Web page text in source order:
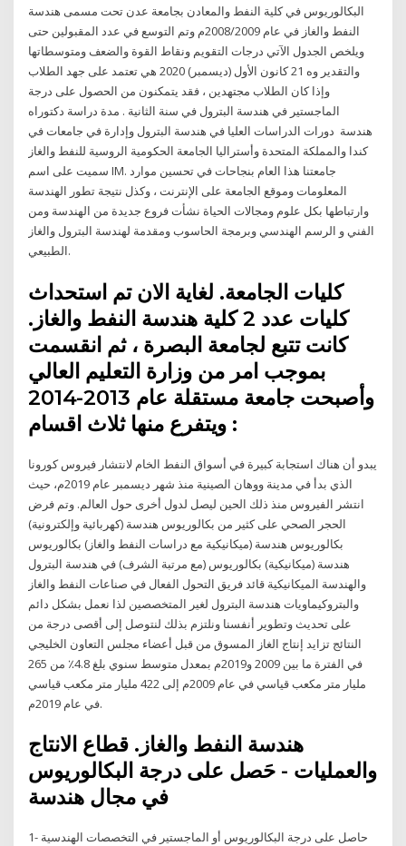
البكالوريوس في كلية النفط والمعادن بجامعة عدن تحت مسمى هندسة
النفط والغاز في عام 2008/2009م وتم التوسع في عدد المقبولين حتى
ويلخص الجدول الآتي درجات التقويم ونقاط القوة والضعف ومتوسطاتها
والتقدير وه 21 كانون الأول (ديسمبر) 2020 هي تعتمد على جهد الطلاب
وإذا كان الطلاب مجتهدين ، فقد يتمكنون من الحصول على درجة
الماجستير في هندسة البترول في سنة الثانية . مدة دراسة دكتوراه
هندسة دورات الدراسات العليا في هندسة البترول وإدارة في جامعات في
كندا والمملكة المتحدة وأستراليا الجامعة الحكومية الروسية للنفط والغاز
سميت على اسم IM. جامعتنا هذا العام بنجاحات في تحسين موارد
المعلومات وموقع الجامعة على الإنترنت ، وكذل نتيجة تطور الهندسة
وارتباطها بكل علوم ومجالات الحياة نشأت فروع جديدة من الهندسة ومن
الفني و الرسم الهندسي وبرمجة الحاسوب ومقدمة لهندسة البترول والغاز
الطبيعي.
كليات الجامعة. لغاية الان تم استحداث
كليات عدد 2 كلية هندسة النفط والغاز.
كانت تتبع لجامعة البصرة ، ثم انقسمت
بموجب امر من وزارة التعليم العالي
وأصبحت جامعة مستقلة عام 2013-2014
ويتفرع منها ثلاث اقسام :
يبدو أن هناك استجابة كبيرة في أسواق النفط الخام لانتشار فيروس كورونا
الذي بدأ في مدينة ووهان الصينية منذ شهر ديسمبر عام 2019م، حيث
انتشر الفيروس منذ ذلك الحين ليصل لدول أخرى حول العالم. وتم فرض
الحجر الصحي على كثير من بكالوريوس هندسة (كهربائية وإلكترونية)
بكالوريوس هندسة (ميكانيكية مع دراسات النفط والغاز) بكالوريوس
هندسة (ميكانيكية) بكالوريوس (مع مرتبة الشرف) في هندسة البترول
والهندسة الميكانيكية قائد فريق التحول الفعال في صناعات النفط والغاز
والبتروكيماويات هندسة البترول لغير المتخصصين لذا نعمل بشكل دائم
على تحديث وتطوير أنفسنا ونلتزم بذلك لنتوصل إلى أقصى درجة من
النتائج تزايد إنتاج الغاز المسوق من قبل أعضاء مجلس التعاون الخليجي
في الفترة ما بين 2009 و2019م بمعدل متوسط سنوي بلغ 4.8٪ من 265
مليار متر مكعب قياسي في عام 2009م إلى 422 مليار متر مكعب قياسي
في عام 2019م.
هندسة النفط والغاز. قطاع الانتاج
والعمليات - حَصل على درجة البكالوريوس
في مجال هندسة
1- حاصل على درجة البكالوريوس أو الماجستير في التخصصات الهندسية